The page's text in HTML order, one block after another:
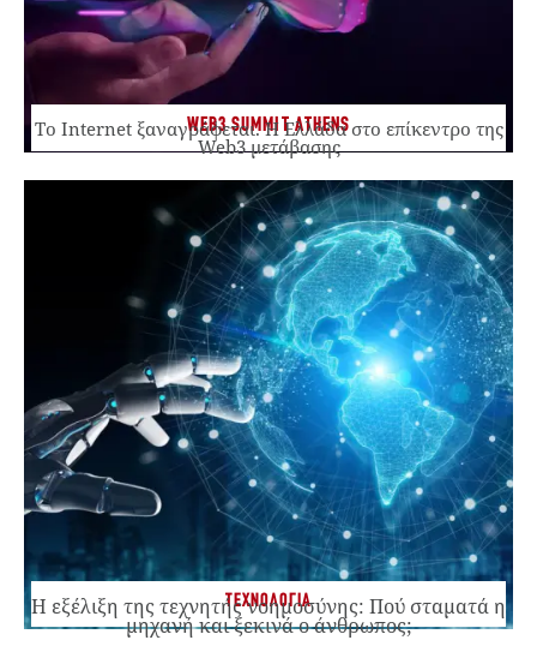
WEB3 SUMMIT ATHENS
Το Internet ξαναγράφεται. Η Ελλάδα στο επίκεντρο της
Web3 μετάβασης
ΤΕΧΝΟΛΟΓΙΑ
Η εξέλιξη της τεχνητής νοημοσύνης: Πού σταματά η
μηχανή και ξεκινά ο άνθρωπος;